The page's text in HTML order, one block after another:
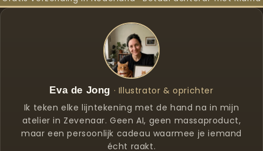
Eva de Jong · Illustrator & oprichter
Ik teken elke lijntekening met de hand na in mijn
atelier in Zevenaar. Geen AI, geen massaproduct,
maar een persoonlijk cadeau waarmee je iemand
écht raakt.